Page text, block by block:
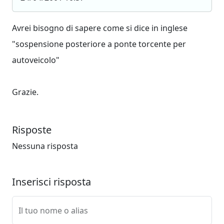
Avrei bisogno di sapere come si dice in inglese
"sospensione posteriore a ponte torcente per
autoveicolo"
Grazie.
Risposte
Nessuna risposta
Inserisci risposta
Il tuo nome o alias